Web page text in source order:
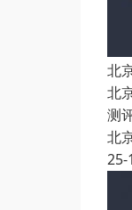
北
北
测
北
25-